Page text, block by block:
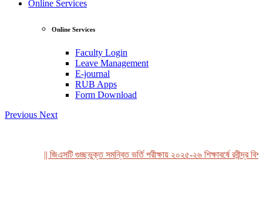
Online Services
Online Services
Faculty Login
Leave Management
E-journal
RUB Apps
Form Download
Previous Next
|| জিএসটি গুচ্ছভুক্ত সমন্বিত ভর্তি পরীক্ষায় ২০২৫-২৬ শিক্ষাবর্ষে রবীন্দ্র